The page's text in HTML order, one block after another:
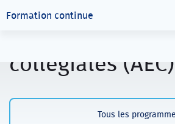
Formation continue
collégiales (AEC)
Tous les